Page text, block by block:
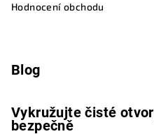
Hodnocení obchodu
Blog
Vykružujte čisté
bezpečně